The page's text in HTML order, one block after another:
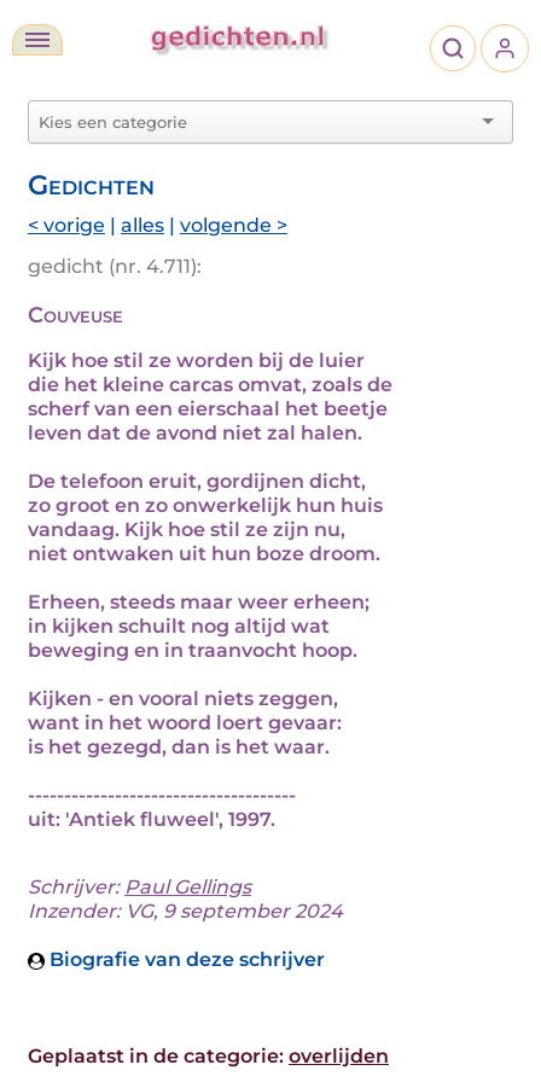
Gedichten
< vorige | alles | volgende >
gedicht (nr. 4.711):
Couveuse
Kijk hoe stil ze worden bij de luier
die het kleine carcas omvat, zoals de
scherf van een eierschaal het beetje
leven dat de avond niet zal halen.
De telefoon eruit, gordijnen dicht,
zo groot en zo onwerkelijk hun huis
vandaag. Kijk hoe stil ze zijn nu,
niet ontwaken uit hun boze droom.
Erheen, steeds maar weer erheen;
in kijken schuilt nog altijd wat
beweging en in traanvocht hoop.
Kijken - en vooral niets zeggen,
want in het woord loert gevaar:
is het gezegd, dan is het waar.
-------------------------------------
uit: 'Antiek fluweel', 1997.
Schrijver: Paul Gellings
Inzender: VG, 9 september 2024
Biografie van deze schrijver
Geplaatst in de categorie: overlijden